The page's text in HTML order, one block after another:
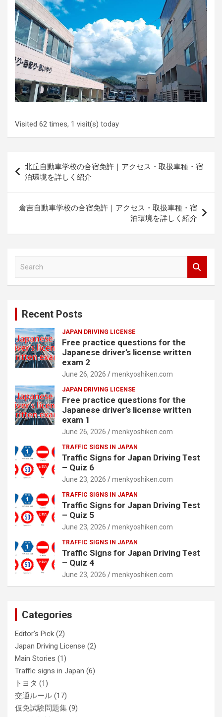
Visited 62 times, 1 visit(s) today
navigation
北丘自動車学校の合宿免許｜アクセス・取扱車種・宿
泊環境を詳しく紹介
倉吉自動車学校の合宿免許｜アクセス・取扱車種・宿
泊環境を詳しく紹介
Recent Posts
JAPAN DRIVING LICENSE
Free practice questions for the
Japanese driver’s license written
exam 2
June 26, 2026 menkyoshiken.com
JAPAN DRIVING LICENSE
Free practice questions for the
Japanese driver’s license written
exam 1
June 26, 2026 menkyoshiken.com
TRAFFIC SIGNS IN JAPAN
Traffic Signs for Japan Driving Test
– Quiz 6
June 23, 2026 menkyoshiken.com
TRAFFIC SIGNS IN JAPAN
Traffic Signs for Japan Driving Test
– Quiz 5
June 23, 2026 menkyoshiken.com
TRAFFIC SIGNS IN JAPAN
Traffic Signs for Japan Driving Test
– Quiz 4
June 23, 2026 menkyoshiken.com
Categories
Editor's Pick (2)
Japan Driving License (2)
Main Stories (1)
Traffic signs in Japan (6)
トヨタ (1)
交通ルール (17)
仮免試験問題集 (9)